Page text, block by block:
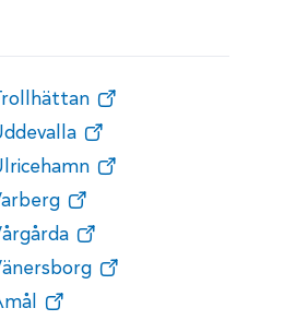
Trollhättan